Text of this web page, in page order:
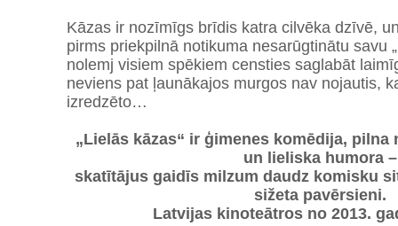
Kāzas ir nozīmīgs brīdis katra cilvēka dzīvē,
pirms priekpilnā notikuma nesarūgtinātu savu
nolemj visiem spēkiem censties saglabāt
neviens pat ļaunākajos murgos nav nojautis,
izredzēto…
„Lielās kāzas“ ir ģimenes komēdija,
un lieliska humora –
skatītājus gaidīs milzum daudz komisku
sižeta pavērsieni.
Latvijas kinoteātros no 2013.